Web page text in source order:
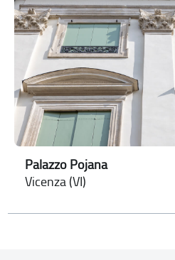
Palazzo Pojana
Vicenza (VI)